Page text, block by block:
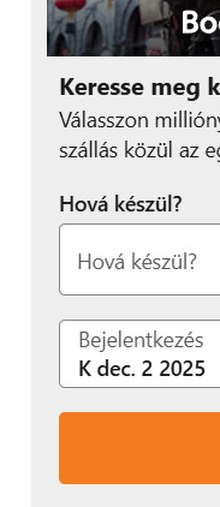
meg lehetne
került a
2 millió forint volt a
ezt bizonyítani
biztosító. Ezekben
biztosító által
közreműködése is
folyamatoknál jól
bevonása, amelyik
képviseli.
Te is ikerházban
vagy designer
le jelentkezésedet
kalkulációra,